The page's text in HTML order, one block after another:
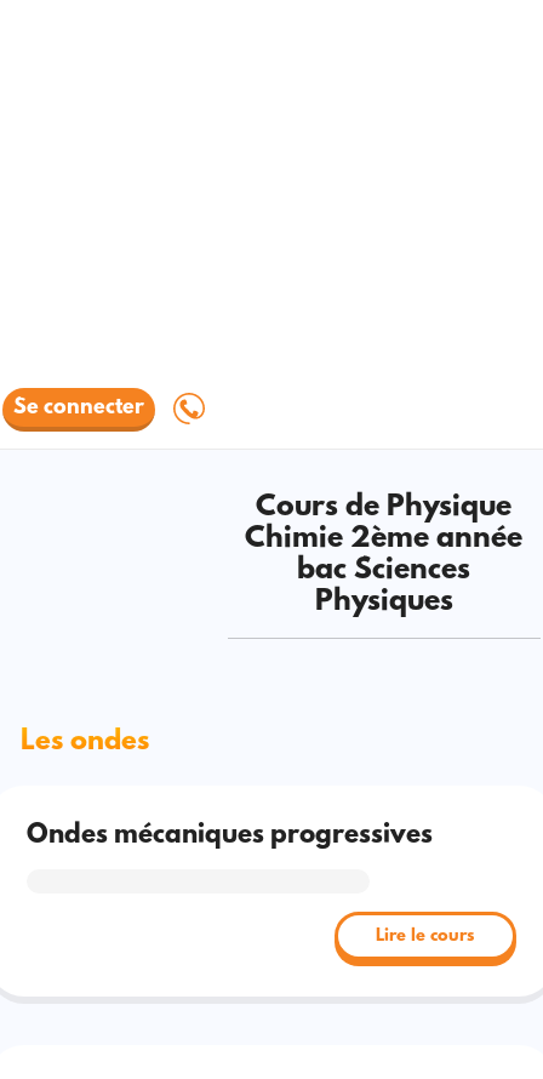
Se connecter
Cours de Physique
Chimie 2ème année
bac Sciences
Physiques
Les ondes
Ondes mécaniques progressives
Lire le cours